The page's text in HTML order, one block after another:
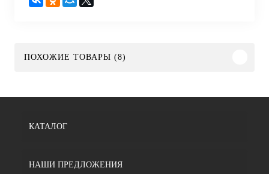
ПОХОЖИЕ ТОВАРЫ (8)
КАТАЛОГ
НАШИ ПРЕДЛОЖЕНИЯ